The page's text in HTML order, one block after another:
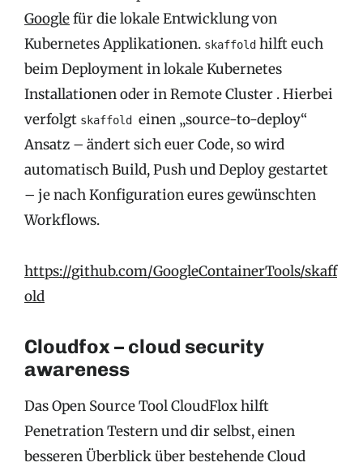
Googlefür die lokale Entwicklung von
Kubernetes Applikationen. skaffold hilft euch
beim Deployment in lokale Kubernetes
Installationen oder in Remote Cluster . Hierbei
verfolgt skaffold
einen „source-to-deploy“
Ansatz – ändert sich euer Code, so wird
automatisch Build, Push und Deploy gestartet
– je nach Konfiguration eures gewünschten
Workflows.
https://github.com/GoogleContainerTools/skaff
old
Cloudfox – cloud security
awareness
Das Open Source Tool CloudFlox hilft
Penetration Testern und dir selbst, einen
besseren Überblick über bestehende Cloud